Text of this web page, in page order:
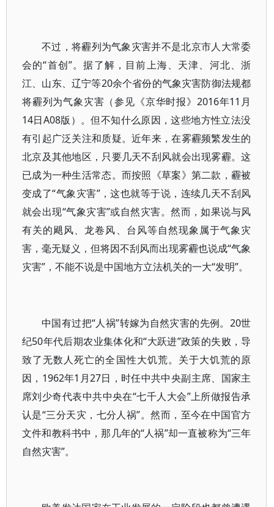
不过，将霾列为气象灾害并不是北京市人大常委
会的“首创”。据了解，目前上海、天津、河北、浙
江、山东、辽宁等20余个省份的气象灾害防御法规都
将霾列为气象灾害（参见《京华时报》2016年11月
14日A08版）。但不知什么原因，这些地方性立法没
有引起广泛关注和质疑。近年来，在雾霾频繁发生的
北京及其他地区，只要几天不刮风就会出现雾霾。这
已成为一种生活常态。而按照《草案》第二款，霾被
变成了“气象灾害”，这也就等于说，连续几天不刮风
就会出现“气象灾害”或自然灾害。然而，如果说与风
有关的飓风、龙卷风、台风等自然现象属于气象灾
害，毫无疑义，但将因不刮风而出现雾霾也说成“气象
灾害”，不能不说是中国地方立法机关的一大“发明”。
中国有过把“人祸”转嫁为自然灾害的先例。20世
纪50年代后期农业集体化和“大跃进”政策的失败，导
致了无数人死亡的全国性大饥荒。关于大饥荒的原
因，1962年1月27日，时任中共中央副主席、国家主
席刘少奇代表中共中央在“七千人大会”上所做报告承
认是“三分天灾，七分人祸”。然而，至今在中国官方
文件和教科书中，那几年的“人祸”却一直被称为“三年
自然灾害”。